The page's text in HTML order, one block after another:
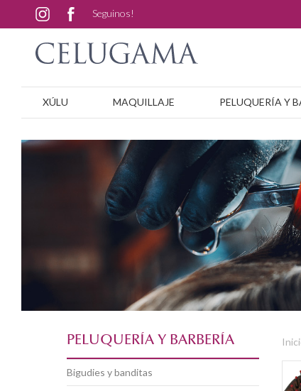
Seguinos!
XÚLU MAQUILLAJE PELUQUERÍA Y
PELUQUERÍA Y BARBERÍA
bigudies y banditas